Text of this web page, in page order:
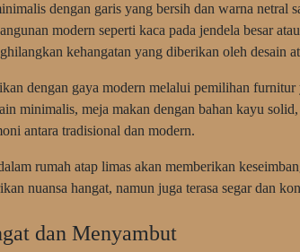
dengan garis yang bersih dan warna netral
modern seperti kaca pada jendela besar
kehangatan yang diberikan oleh desain
dengan gaya modern melalui pemilihan
minimalis, meja makan dengan bahan kayu solid,
antara tradisional dan modern.
rumah atap limas akan memberikan
nuansa hangat, namun juga terasa segar dan
dan Menyambut